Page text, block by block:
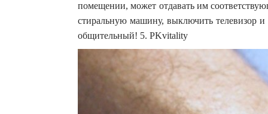
помещении, может отдавать им
стиральную машину, выключить телевизор
общительный! 5. PKvitality